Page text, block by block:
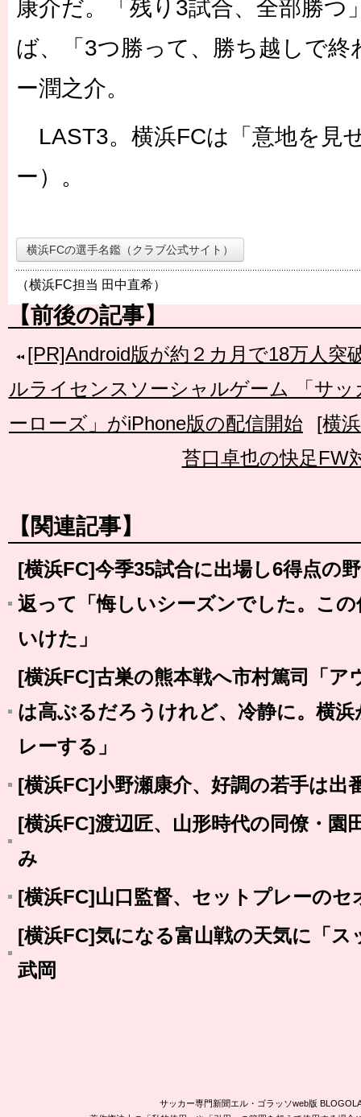
康介だ。「残り3試合、全部勝つ
ば、「3つ勝って、勝ち越しで
ー潤之介。
LAST3。横浜FCは「意地を見
ー）。
横浜FCの選手名鑑（クラブ公式サイト）
（横浜FC担当 田中直希）
【前後の記事】
[PR]Android版が約２カ月で18万人突
ルライセンスソーシャルゲーム 「サ
ーローズ」がiPhone版の配信開始
[横
苔口卓也の快足FW
【関連記事】
[横浜FC]今季35試合に出場し6得点の
返って「悔しいシーズンでした。こ
いけた」
[横浜FC]古巣の熊本戦へ市村篤司「ア
は高ぶるだろうけれど、冷静に。横
レーする」
[横浜FC]小野瀬康介、好調の若手は出
[横浜FC]渡辺匠、山形時代の同僚・園
み
[横浜FC]山口監督、セットプレーのセ
[横浜FC]気になる富山戦の天気に「
武岡
サッカー専門新聞エル・ゴラッソweb版